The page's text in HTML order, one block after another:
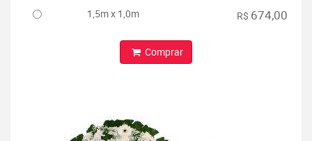
1,5m x 1,0m R$ 674,00
Comprar